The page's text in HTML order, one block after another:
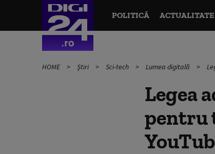
POLITICĂ ACTUALITATE
HOME Știri Sci-tech Lumea digitală
Legea
pentru